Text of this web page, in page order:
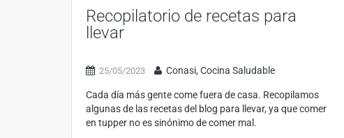
Recopilatorio de recetas para
llevar
25/05/2023 Conasi, Cocina Saludable
Cada día más gente come fuera de casa. Recopilamos
algunas de las recetas del blog para llevar, ya que comer
en tupper no es sinónimo de comer mal.